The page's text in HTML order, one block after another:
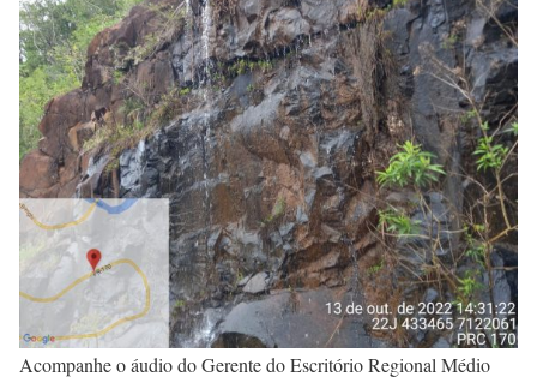
Acompanhe o áudio do Gerente do Escritório Regional Médio